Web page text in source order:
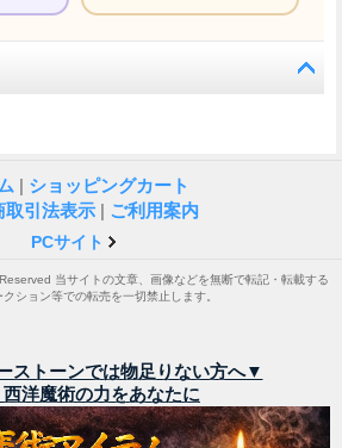
| ショッピングカート
取引法表示 | ご利用案内
PCサイト
当サイトの文章、画像などを無断で転記・転載する
クション等での転売を一切禁止します。
ストーンでは物足りない方へ▼
洋魔術の力をあなたに